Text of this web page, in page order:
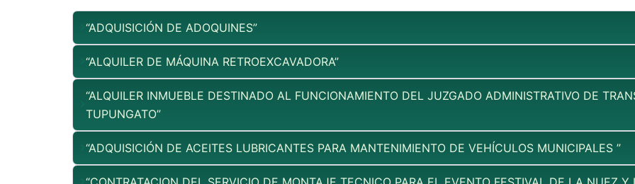
“ADQUISICIÓN DE ADOQUINES”
“ALQUILER DE MÁQUINA RETROEXCAVADORA”
“ALQUILER INMUEBLE DESTINADO AL FUNCIONAMIENTO DEL JUZGADO ADMINISTRATIVO DE
TUPUNGATO”
“ADQUISICIÓN DE ACEITES LUBRICANTES PARA MANTENIMIENTO DE VEHÍCULOS MUNICIPALES ”